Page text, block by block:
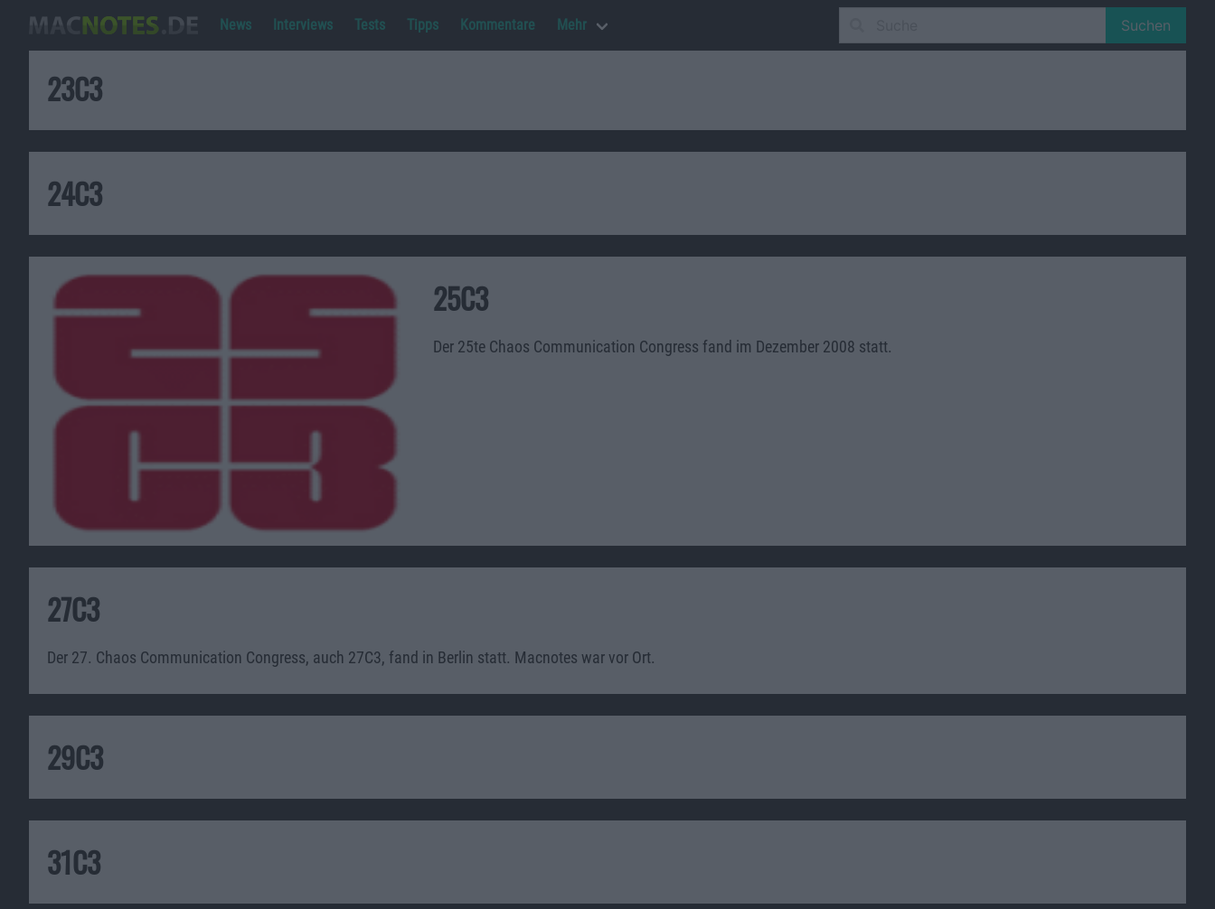
News Interviews Tests Tipps Kommentare Mehr Suchen
23C3
24C3
25C3
Der 25te Chaos Communication Congress fand im Dezember 2008 statt.
27C3
Der 27. Chaos Communication Congress, auch 27C3, fand in Berlin statt. Macnotes war vor Ort.
29C3
31C3